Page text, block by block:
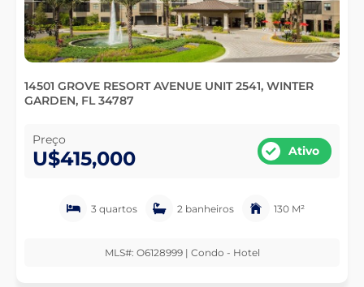
14501 GROVE RESORT AVENUE UNIT 2541, WINTER
GARDEN, FL 34787
Preço
U$415,000 Ativo
3 quartos 2 banheiros 130 M²
MLS#: O6128999 | Condo - Hotel